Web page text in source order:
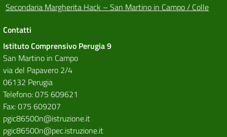
Secondaria Margherita Hack – San Martino in Campo / Colle
Contatti
Istituto Comprensivo Perugia 9
San Martino in Campo
via del Papavero 2/4
06132 Perugia
Telefono: 075 609621
Fax: 075 609207
pgic86500n@istruzione.it
pgic86500n@pec.istruzione.it